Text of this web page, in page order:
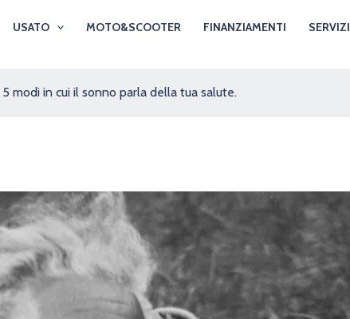
USATO MOTO&SCOOTER FINANZIAMENTI SERVIZI
modi in cui il sonno parla della tua salute.